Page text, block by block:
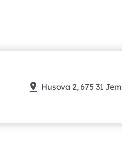
Husova 2, 675 31